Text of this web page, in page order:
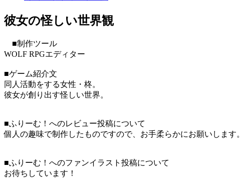
彼女の怪しい世界観
■制作ツール
WOLF RPGエディター
■ゲーム紹介文
同人活動をする女性・柊。
彼女が創り出す怪しい世界。
■ふりーむ！へのレビュー投稿について
個人の趣味で制作したものですので、お手柔らかにお願いします。
■ふりーむ！へのファンイラスト投稿について
お待ちしています！